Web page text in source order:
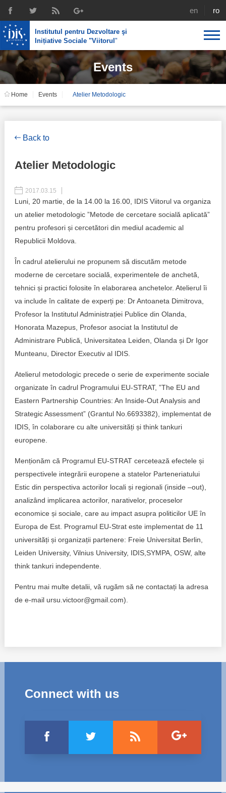
english
Institutul pentru Dezvoltare şi
Inițiative Sociale "Viitorul "
About us
Profile
Recruting
Letters of thanks
Media about IDIS
Projects in progres
Procedures manual
Notes & positions
Announcements
IDIS International Advisory Board
IDIS expertise
Reintegration policies
Investigations in public procurement
Best parctices
Governance transparency
Sociometric Laboratory
People Watch
National Business Agenda
15 minutes of economic realism
EU-STRAT bulletin
The best and the worst local policies in Moldova
Democracy, independence and transparency of key
public institutions in Moldova
Integrity of public procurement in Moldova
Public procurement
Media
Events
Home Events Atelier Metodologic
Back to
Atelier Metodologic
2017.03.15
Luni, 20 martie, de la 14.00 la 16.00, IDIS Viitorul va organiza
un atelier metodologic ”Metode de cercetare socială aplicată”
pentru profesori și cercetători din mediul academic al
Republicii Moldova.
În cadrul atelierului ne propunem să discutăm metode
moderne de cercetare socială, experimentele de anchetă,
tehnici și practici folosite în elaborarea anchetelor. Atelierul îi
va include în calitate de experți pe: Dr Antoaneta Dimitrova,
Profesor la Institutul Administrației Publice din Olanda,
Honorata Mazepus, Profesor asociat la Institutul de
Administrare Publică, Universitatea Leiden, Olanda și Dr Igor
Munteanu, Director Executiv al IDIS.
Atelierul metodologic precede o serie de experimente sociale
organizate în cadrul Programului EU-STRAT, ”The EU and
Eastern Partnership Countries: An Inside-Out Analysis and
Strategic Assessment” (Grantul No.6693382), implementat de
IDIS, în colaborare cu alte universități și think tankuri
europene.
Menționăm că Programul EU-STRAT cercetează efectele și
perspectivele integrării europene a statelor Parteneriatului
Estic din perspectiva actorilor locali și regionali (inside –out),
analizând implicarea actorilor, narativelor, proceselor
economice și sociale, care au impact asupra politicilor UE în
Europa de Est. Programul EU-Strat este implementat de 11
universități și organizații partenere: Freie Universitat Berlin,
Leiden University, Vilnius University, IDIS,SYMPA, OSW, alte
think tankuri independente.
Pentru mai multe detalii, vă rugăm să ne contactați la adresa
de e-mail ursu.victoor@gmail.com).
Connect with us